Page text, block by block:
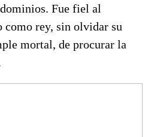
Fue fiel al
como rey, sin olvidar su
mortal, de procurar la